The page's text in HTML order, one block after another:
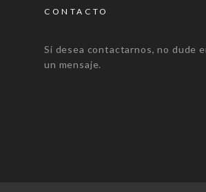
CONTACTO
Si desea contactarnos, no dude
un mensaje.